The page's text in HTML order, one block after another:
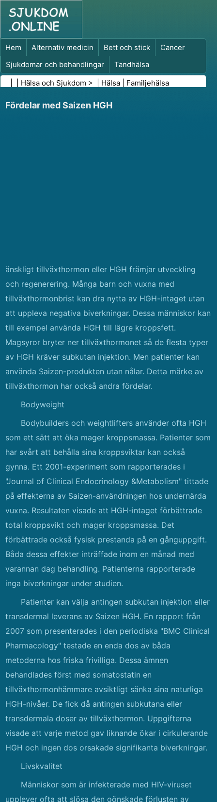
Hem Alternativ medicin Bett och stick
Cancer
Sjukdomar och behandlingar
Tandhälsa
Kost och näring
Familjehälsa
Hälsa och Sjukdom > | Hälsa Familjehälsa
Fördelar med Saizen HGH
änskligt tillväxthormon eller HGH främjar utveckling
och regenerering. Många barn och vuxna med
tillväxthormonbrist kan dra nytta av HGH-intaget utan
att uppleva negativa biverkningar. Dessa människor kan
till exempel använda HGH till lägre kroppsfett.
Magsyror bryter ner tillväxthormonet så de flesta typer
av HGH kräver subkutan injektion. Men patienter kan
använda Saizen-produkten utan nålar. Detta märke av
tillväxthormon har också andra fördelar.
Bodyweight
Bodybuilders och weightlifters använder ofta HGH
som ett sätt att öka mager kroppsmassa. Patienter som
har svårt att behålla sina kroppsviktar kan också
gynna. Ett 2001-experiment som rapporterades i
"Journal of Clinical Endocrinology &Metabolism" tittade
på effekterna av Saizen-användningen hos undernärda
vuxna. Resultaten visade att HGH-intaget förbättrade
total kroppsvikt och mager kroppsmassa. Det
förbättrade också fysisk prestanda på en gånguppgift.
Båda dessa effekter inträffade inom en månad med
varannan dag behandling. Patienterna rapporterade
inga biverkningar under studien.
Patienter kan välja antingen subkutan injektion eller
transdermal leverans av Saizen HGH. En rapport från
2007 som presenterades i den periodiska "BMC Clinical
Pharmacology" testade en enda dos av båda
metoderna hos friska frivilliga. Dessa ämnen
behandlades först med somatostatin en
tillväxthormonhämmare avsiktligt sänka sina naturliga
HGH-nivåer. De fick då antingen subkutana eller
transdermala doser av tillväxthormon. Uppgifterna
visade att varje metod gav liknande ökar i cirkulerande
HGH och ingen dos orsakade signifikanta biverkningar.
Livskvalitet
Människor som är infekterade med HIV-viruset
upplever ofta att slösa den oönskade förlusten av